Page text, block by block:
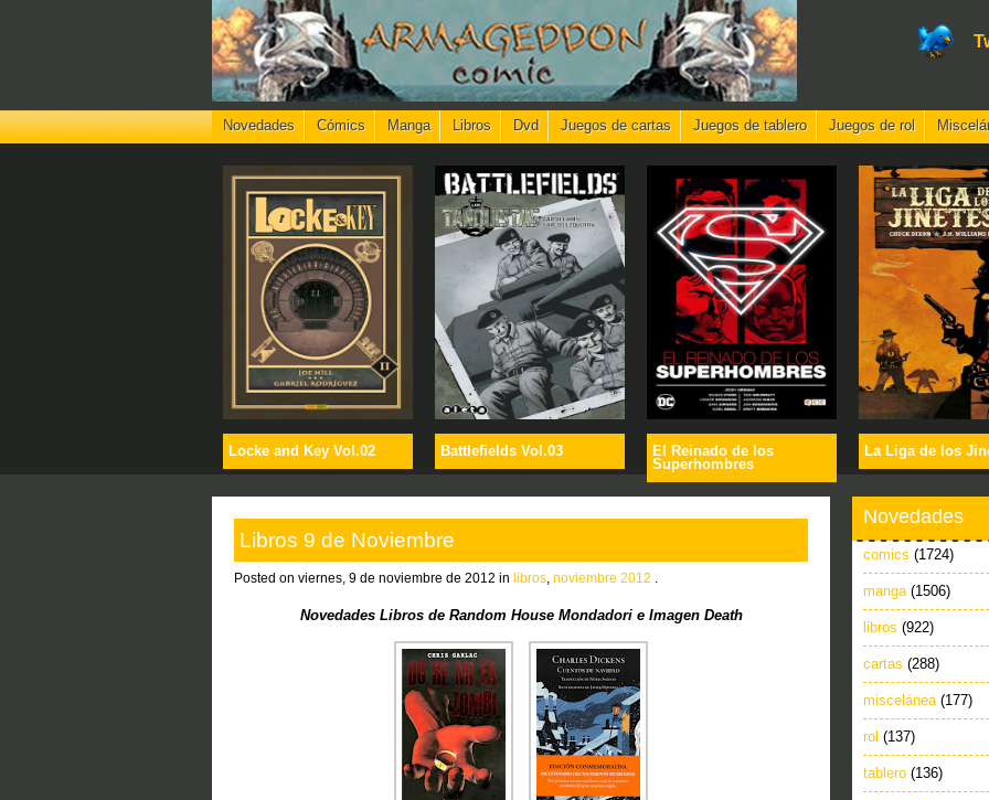
Novedades Cómics Manga Libros Dvd Juegos de cartas Juegos de tablero Juegos de rol
Locke and Key Vol.02 Battlefields Vol.03
El Reinado de los
Superhombres
La Liga de los
Libros 9 de Noviembre
Posted on viernes, 9 de noviembre de 2012 in libros noviembre 2012
Novedades Libros de Random House Mondadori e Imagen Death
Novedades
comics (1724)
manga (1506)
libros (922)
cartas (288)
miscelánea (177)
rol (137)
tablero (136)